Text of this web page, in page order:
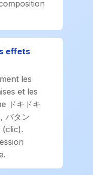
effets
les
et les
ドキドキ
バタン
(clic).